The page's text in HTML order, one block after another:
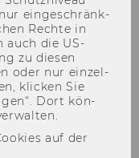
ein­ge­schränk­
Rech­te in
auch die US-​
zu die­sen
oder nur ein­zel­
kli­cken Sie
Dort kön­
auf der